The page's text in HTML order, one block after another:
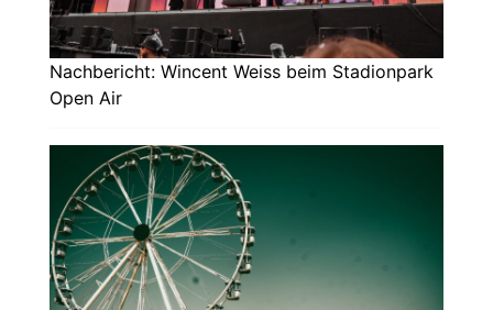
Nachbericht: Wincent Weiss beim Stadionpark
Open Air